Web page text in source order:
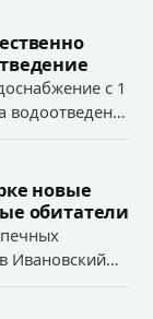
с 1
новые
обитатели
Ивановский